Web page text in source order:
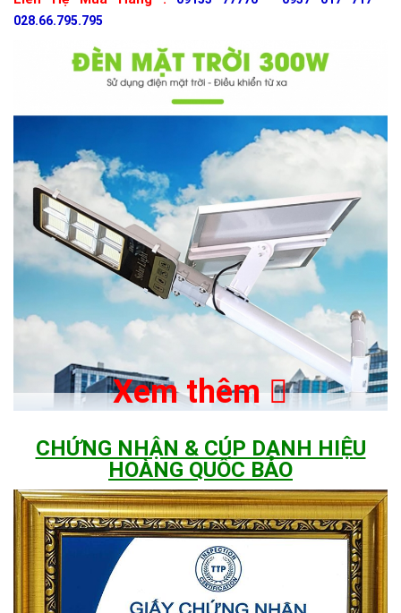
028.66.795.795
Xem thêm
CHỨNG NHẬN & CÚP DANH HIỆU
HOÀNG QUỐC BẢO